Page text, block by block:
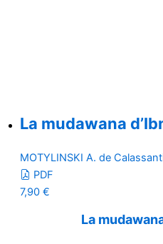
La mudawana
MOTYLINSKI A. de
PDF
7,90 €
La